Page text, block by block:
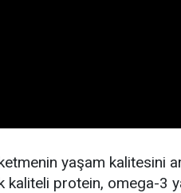
yaşam kalitesini
kaliteli protein, omega-3